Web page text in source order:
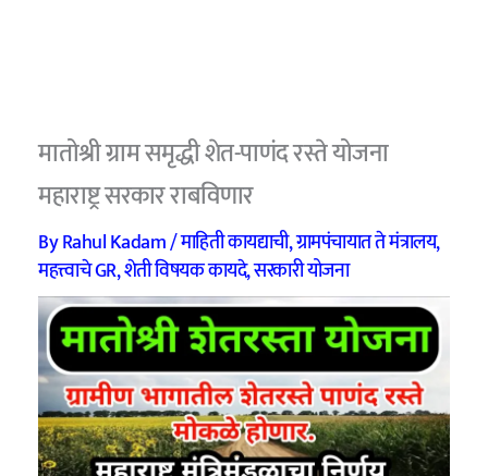
मातोश्री ग्राम समृद्धी शेत-पाणंद रस्ते योजना
महाराष्ट्र सरकार राबविणार
ByRahul Kadam/माहिती कायद्याची,ग्रामपंचायात ते मंत्रालय,
महत्त्वाचे GR,शेती विषयक कायदे,सरकारी योजना